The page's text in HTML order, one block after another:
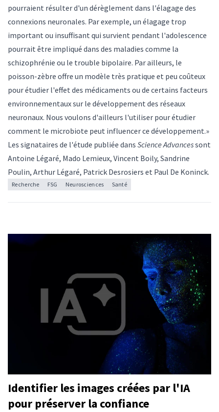
pourraient résulter d'un dérèglement dans l'élagage des
connexions neuronales. Par exemple, un élagage trop
important ou insuffisant qui survient pendant l'adolescence
pourrait être impliqué dans des maladies comme la
schizophrénie ou le trouble bipolaire. Par ailleurs, le
poisson-zèbre offre un modèle très pratique et peu coûteux
pour étudier l'effet des médicaments ou de certains facteurs
environnementaux sur le développement des réseaux
neuronaux. Nous voulons d'ailleurs l'utiliser pour étudier
comment le microbiote peut influencer ce développement.»
Les signataires de l'étude publiée dans Science Advancessont
Antoine Légaré, Mado Lemieux, Vincent Boily, Sandrine
Poulin, Arthur Légaré, Patrick Desrosiers et Paul De Koninck.
Recherche FSG Neurosciences Santé
Identifier les images créées par l'IA
pour préserver la confiance